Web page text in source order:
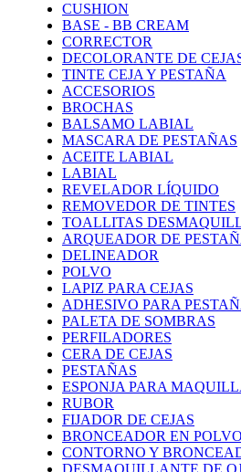
CUSHION
BASE - BB CREAM
CORRECTOR
DECOLORANTE DE
TINTE CEJA Y PESTAÑA
ACCESORIOS
BROCHAS
BALSAMO LABIAL
MASCARA DE PESTAÑAS
ACEITE LABIAL
LABIAL
REVELADOR LÍQUIDO
REMOVEDOR DE TINTES
TOALLITAS
ARQUEADOR DE
DELINEADOR
POLVO
LAPIZ PARA CEJAS
ADHESIVO PARA
PALETA DE SOMBRAS
PERFILADORES
CERA DE CEJAS
PESTAÑAS
ESPONJA PARA
RUBOR
FIJADOR DE CEJAS
BRONCEADOR EN POLVO
CONTORNO Y
DESMAQUILLANTE DE